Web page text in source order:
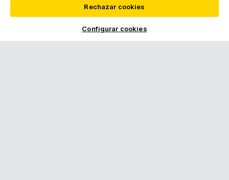
Solicita tu RACC Master
Rechazar cookies
Configurar cookies